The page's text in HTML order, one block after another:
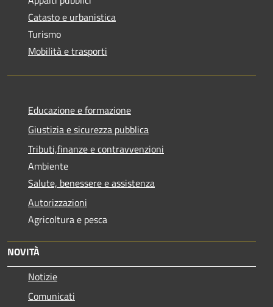
Catasto e urbanistica
Turismo
Mobilità e trasporti
Educazione e formazione
Giustizia e sicurezza pubblica
Tributi,finanze e contravvenzioni
Ambiente
Salute, benessere e assistenza
Autorizzazioni
Agricoltura e pesca
NOVITÀ
Notizie
Comunicati